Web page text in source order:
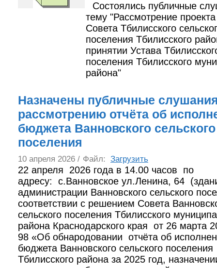
Состоялись публичные
тему "Рассмотрение
Совета Тбилисского
поселения Тбилисского
принятии Устава
поселения Тбилисского
района"
Назначены публичные
рассмотрению отчёта об
бюджета Ванновского сельского
поселения
10 апреля 2026 / Файл: Загрузить
22 апреля 2026 года в 14.00 часов по
адресу: с.Ванновское ул.Ленина, 64
администрации Ванновского сельского
соответствии с решением Совета
сельского поселения Тбилисского
района Краснодарского края от 26 марта
98 «Об обнародовании отчёта об
бюджета Ванновского сельского поселения
Тбилисского района за 2025 год,